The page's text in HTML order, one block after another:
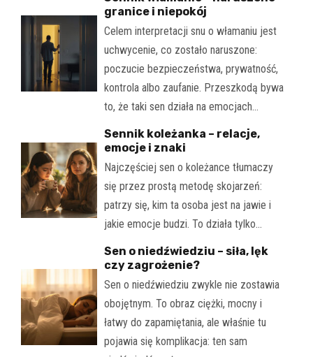
granice i niepokój
Celem interpretacji snu o włamaniu jest
uchwycenie, co zostało naruszone:
poczucie bezpieczeństwa, prywatność,
kontrola albo zaufanie. Przeszkodą bywa
to, że taki sen działa na emocjach…
Sennik koleżanka – relacje,
emocje i znaki
Najczęściej sen o koleżance tłumaczy
się przez prostą metodę skojarzeń:
patrzy się, kim ta osoba jest na jawie i
jakie emocje budzi. To działa tylko…
Sen o niedźwiedziu – siła, lęk
czy zagrożenie?
Sen o niedźwiedziu zwykle nie zostawia
obojętnym. To obraz ciężki, mocny i
łatwy do zapamiętania, ale właśnie tu
pojawia się komplikacja: ten sam